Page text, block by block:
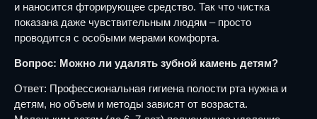
и наносится фторирующее средство. Так что чистка
показана даже чувствительным людям – просто
проводится с особыми мерами комфорта.
Вопрос: Можно ли удалять зубной камень детям?
Ответ: Профессиональная гигиена полости рта нужна и
детям, но объем и методы зависят от возраста.